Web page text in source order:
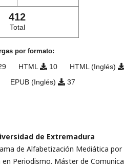
412
Total
por formato:
HTML 10 HTML (Inglés)
EPUB (Inglés) 37
de Extremadura
de Alfabetización Mediática por
en Periodismo. Máster de